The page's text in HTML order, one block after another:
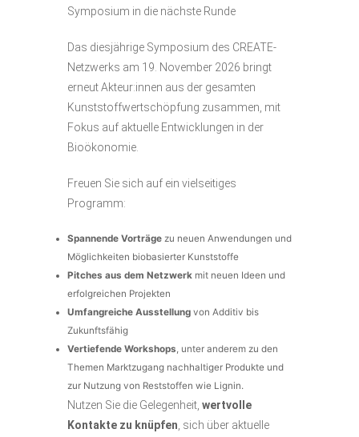
Symposium in die nächste Runde
Das diesjährige Symposium des CREATE-
Netzwerks am 19. November 2026 bringt
erneut Akteur:innen aus der gesamten
Kunststoffwertschöpfung zusammen, mit
Fokus auf aktuelle Entwicklungen in der
Bioökonomie.
Freuen Sie sich auf ein vielseitiges
Programm:
Spannende Vorträge zu neuen Anwendungen und
Möglichkeiten biobasierter Kunststoffe
Pitches aus dem Netzwerk mit neuen Ideen und
erfolgreichen Projekten
Umfangreiche Ausstellung von Additiv bis
Zukunftsfähig
Vertiefende Workshops, unter anderem zu den
Themen Marktzugang nachhaltiger Produkte und
zur Nutzung von Reststoffen wie Lignin.
Nutzen Sie die Gelegenheit, wertvolle
Kontakte zu knüpfen, sich über aktuelle